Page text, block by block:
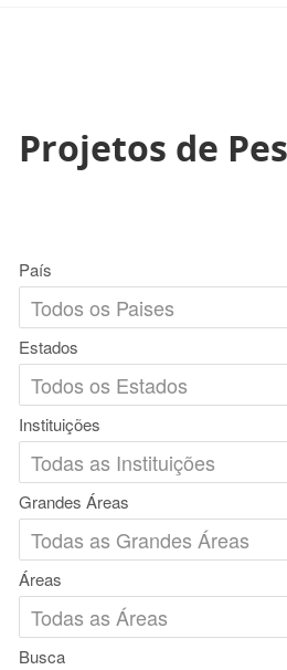
Projetos de
País
Estados
Instituições
Grandes Áreas
Áreas
Busca